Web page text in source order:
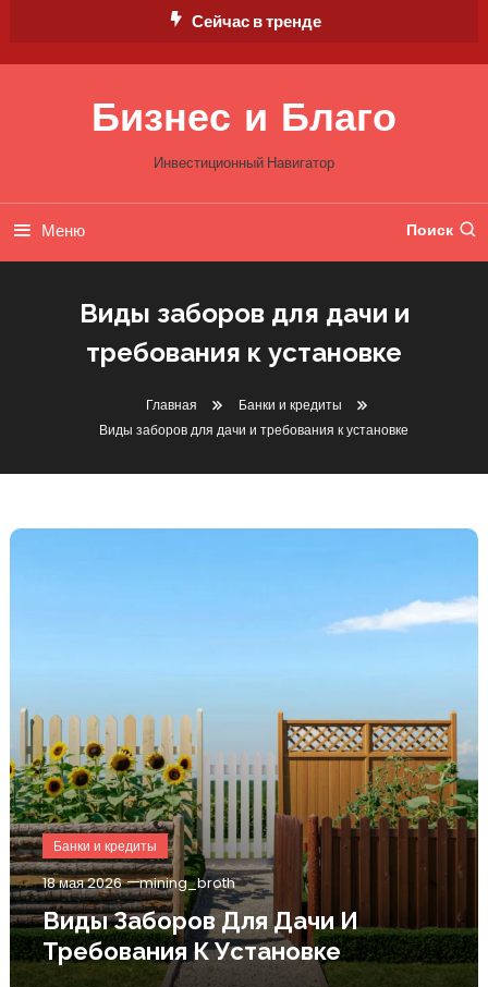
Сейчас в тренде
Бизнес и Благо
Инвестиционный Навигатор
Меню Поиск
Виды заборов для дачи и
требования к установке
Главная
Банки и кредиты
Виды заборов для дачи и требования к установке
Банки и кредиты
18 мая 2026 mining_broth
Виды Заборов Для Дачи И
Требования К Установке